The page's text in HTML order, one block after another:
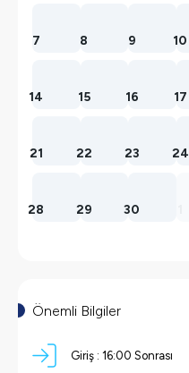
7 8 9 10
14 15 16 17
21 22 23 24
28 29 30
Önemli Bilgiler
Giriş : 16:00 Sonrası